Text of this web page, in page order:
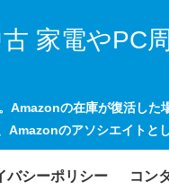
古 家電やPC
の在庫が復活し
Amazonのアソシエイトと
バシーポリシー コン